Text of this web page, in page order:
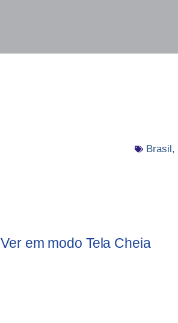
Brasil,
Ver em modo Tela Cheia